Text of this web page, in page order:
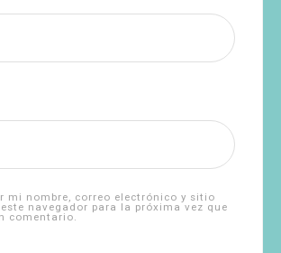
mi nombre, correo electrónico y sitio
navegador para la próxima vez que
comentario.